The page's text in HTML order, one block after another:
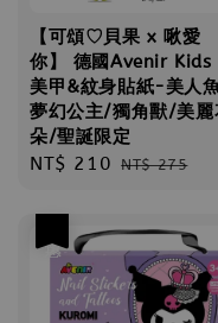
【可頌♡貝果 x 啾愛
你】 德國Avenir Kids
美甲&紋身貼紙-美人
夢幻公主/獨角獸/美麗
朵/聖誕限定
Sale
NT$ 210 Regular
NT$ 275